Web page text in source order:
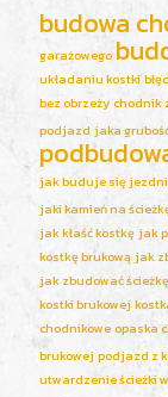
budowa
garażowego
układaniu kostki
bez obrzeżychodnik
podjazd jaka
jak buduje się
jaki kamień na
jak kłaść kostkę jak
kostkę brukową jak
jak zbudować
kostki brukowej
chodnikoweopaska
brukowej podjazd z
utwardzenie ścieżki